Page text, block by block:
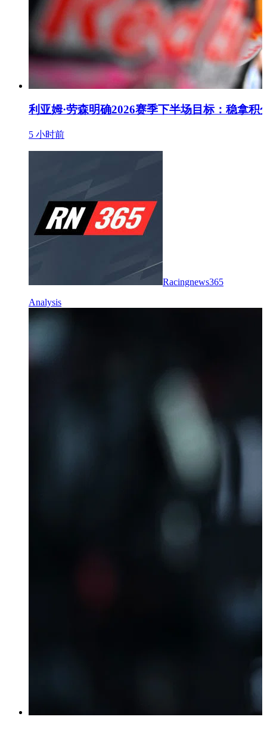
利亚姆·劳森明确2026赛季下半场目标：稳拿积
5 小时前
Racingnews365
Analysis